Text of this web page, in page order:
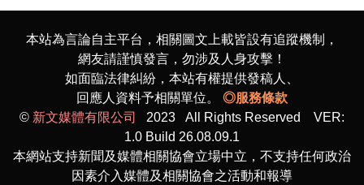
本站為言論自主平台，相關圖文上載皆設有追蹤機制，
網友請謹慎發言，勿涉及人身攻擊！
如面臨法律糾紛，本站有權提供發稿人、
回應人資料予相關單位。 ◎服務條款
© 新文媒體有限公司
2023 All Rights Reserved VER:
1.0 Build 26.08.09.1
本網站支持新聞及媒體相關協會立場中立，不支持任何政治
因素介入媒體及相關協會之活動和報導